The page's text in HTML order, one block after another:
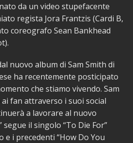
da un video stupefacente
regista Jora Frantzis (Cardi B,
coreografo Sean Bankhead
nuovo album di Sam Smith di
ha recentemente posticipato
che stiamo vivendo. Sam
fan attraverso i suoi social
a lavorare al nuovo
segue il singolo “To Die For”
i precedenti “How Do You